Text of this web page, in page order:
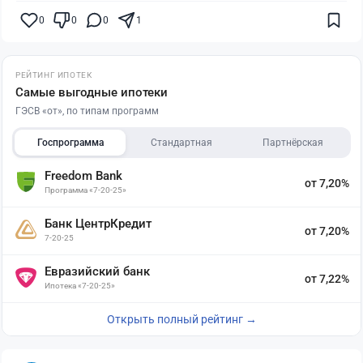
0 0 0 1
РЕЙТИНГ ИПОТЕК
Самые выгодные ипотеки
ГЭСВ «от», по типам программ
Госпрограмма Стандартная Партнёрская
Freedom Bank
Программа «7-20-25»
от 7,20%
Банк ЦентрКредит
7-20-25
от 7,20%
Евразийский банк
Ипотека «7-20-25»
от 7,22%
Открыть полный рейтинг →